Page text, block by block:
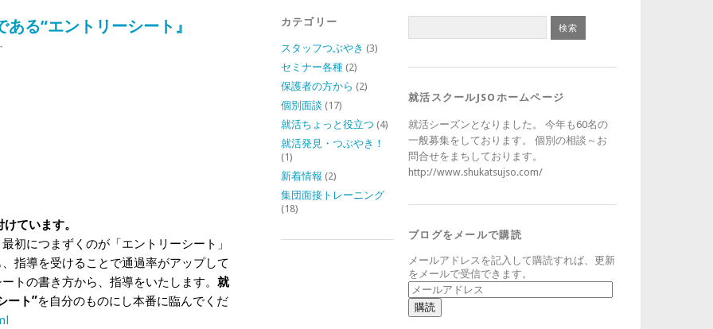
る“エントリーシート』
ています。
初につまずくのが「エントリーシート」
指導を受けることで通過率がアップして
トの書き方から、指導をいたします。 就
ート”を自分のものにし本番に臨んでくだ
カテゴリー
スタッフつぶやき (3)
セミナー各種(2)
保護者の方から (2)
個別面談 (17)
就活ちょっと役立つ (4)
就活発見・つぶやき！
(1)
新着情報 (2)
集団面接トレーニング
(18)
就活スクールJSOホームページ
就活シーズンとなりました。 今年も60名の
一般募集をしております。 個別の相談～お
問合せをまちしております。
http://www.shukatsujso.com/
ブログをメールで購読
メールアドレスを記入して購読すれば、更新
をメールで受信できます。
メ
ー
ル